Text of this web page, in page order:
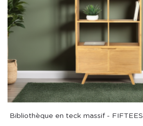
Bibliothèque en teck massif - FIFTEES